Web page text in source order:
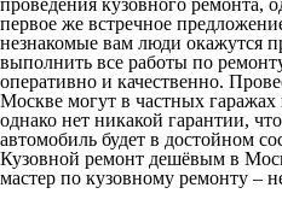
проведения кузовного ремонта,
первое же встречное
незнакомые вам люди окажутся
выполнить все работы по
оперативно и качественно.
Москве могут в частных
однако нет никакой гарантии,
автомобиль будет в достойном
Кузовной ремонт дешёвым в
мастер по кузовному ремонту –